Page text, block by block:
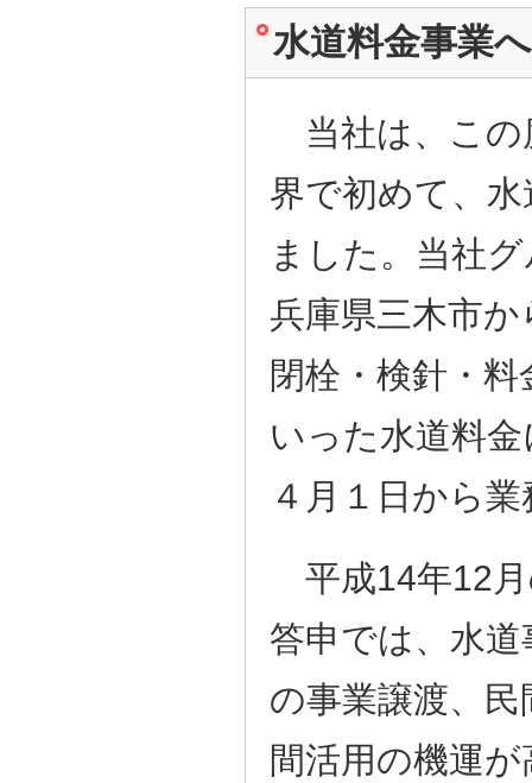
水道料金事業
当社は、この
界で初めて、
ました。当社
兵庫県三木市
閉栓・検針・
いった水道料
４月１日から
平成14年12月
答申では、水
の事業譲渡、
間活用の機運